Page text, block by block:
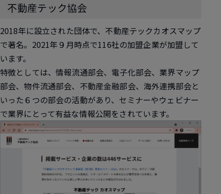
不動産テック協会
2018年に設立された団体で、不動産テックカオスマップ
で著名。2021年９月時点で116社の加盟企業が加盟して
います。
特徴としては、情報流通部会、電子化部会、業界マップ
部会、物件流通部会、不動産金融部会、海外連携部会と
いった６つの部会の活動があり、セミナーやウェビナー
で業界にとって有益な情報公開をされています。